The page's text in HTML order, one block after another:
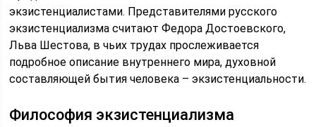
экзистенциалистами. Представителями русского
экзистенциализма считают Федора Достоевского,
Льва Шестова, в чьих трудах прослеживается
подробное описание внутреннего мира, духовной
составляющей бытия человека – экзистенциальности.
Философия экзистенциализма